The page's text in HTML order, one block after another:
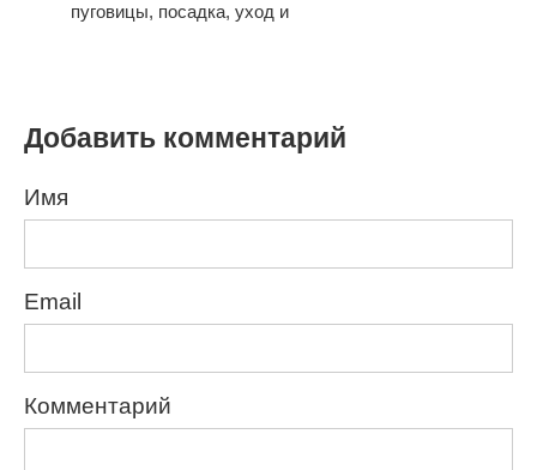
пуговицы, посадка, уход и
Добавить комментарий
Имя
Email
Комментарий